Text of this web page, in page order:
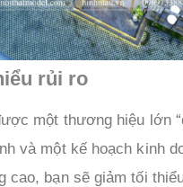
rủi ro
một thương hiệu lớn
và một kế hoạch kinh
cao, bạn sẽ giảm tối